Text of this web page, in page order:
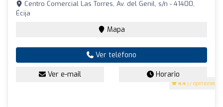
4.4 (7 opiniones)
Centro Comercial Las Torres, Av. del Genil, s/n - 41400,
Écija
Mapa
Ver teléfono
Ver e-mail Horario